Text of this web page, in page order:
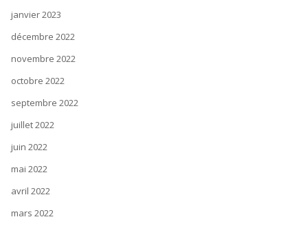
janvier 2023
décembre 2022
novembre 2022
octobre 2022
septembre 2022
juillet 2022
juin 2022
mai 2022
avril 2022
mars 2022